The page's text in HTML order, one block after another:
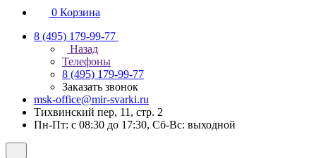
0 Корзина
8 (495) 179-99-77
Назад
Телефоны
8 (495) 179-99-77
Заказать звонок
msk-office@mir-svarki.ru
Тихвинский пер, 11, стр. 2
Пн-Пт: с 08:30 до 17:30, Сб-Вс: выходной